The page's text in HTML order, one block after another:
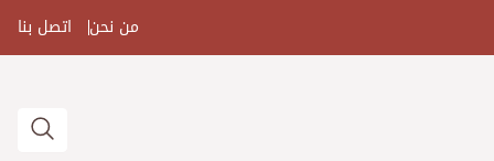
من نحن اتصل بنا